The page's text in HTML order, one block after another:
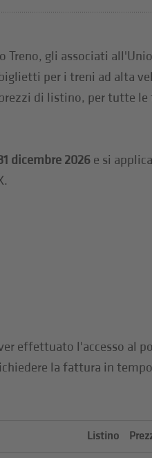
Treno, gli associati
per i treni ad alta
di listino, per tutte
dicembre 2026e si applica
effettuato l'accesso al
la fattura in
Listino